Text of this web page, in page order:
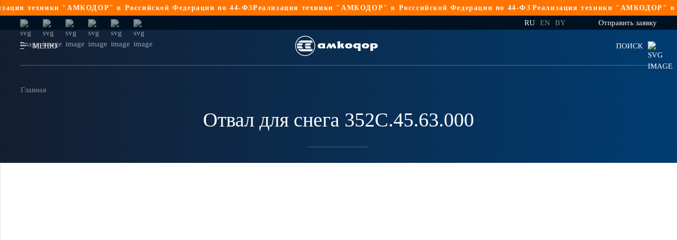
техники "АМКОДОР" в Российской Федерации по 44-ФЗРеализация техники "АМКОДОР" в Росссийской Федерации по 44-ФЗ Реализация техники "АМКОДОР" в
RU EN BY Отправить заявку
МЕНЮ ПОИСК
Главная
Отвал для снега 352С.45.63.000